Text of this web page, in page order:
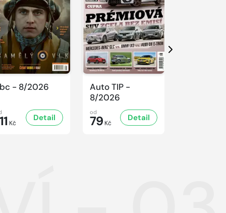
- 8/2026
Kč
Detail
Auto TIP -
8/2026
od
79 Kč
Detail
Další